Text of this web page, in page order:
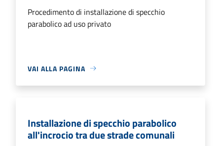
Procedimento di installazione di specchio
parabolico ad uso privato
VAI ALLA PAGINA
Installazione di specchio parabolico
all'incrocio tra due strade comunali